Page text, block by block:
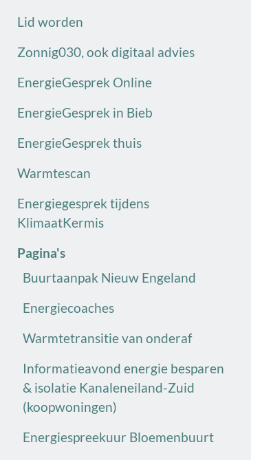
Lid worden
Zonnig030, ook digitaal advies
EnergieGesprek Online
EnergieGesprek in Bieb
EnergieGesprek thuis
Warmtescan
Energiegesprek tijdens
KlimaatKermis
Pagina's
Buurtaanpak Nieuw Engeland
Energiecoaches
Warmtetransitie van onderaf
Informatieavond energie besparen
& isolatie Kanaleneiland-Zuid
(koopwoningen)
Energiespreekuur Bloemenbuurt